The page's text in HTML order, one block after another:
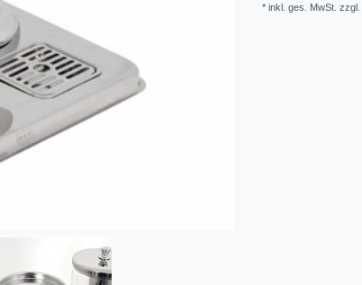
* inkl. ges. MwSt. zzgl.